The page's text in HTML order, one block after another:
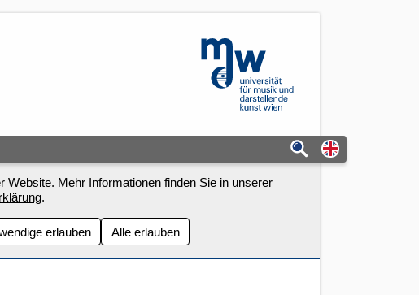
mdw - Homepage
Switch to
Mehr Informationen finden Sie in unserer
.
erlauben Alle erlauben